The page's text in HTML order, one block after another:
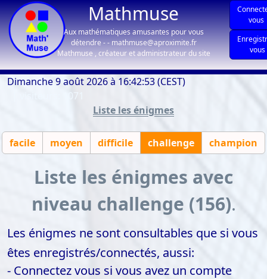
Mathmuse
Aux mathématiques amusantes pour vous
détendre - - mathmuse@aproximite.fr
Mathmuse , créateur et administrateur du site
vous
vous
Dimanche 9 août 2026 à 16:42:53 (CEST)
Liste les énigmes
facile moyen difficile challenge champion
Liste les énigmes avec
niveau challenge (156).
Les énigmes ne sont consultables que si vous
êtes enregistrés/connectés, aussi:
- Connectez vous si vous avez un compte